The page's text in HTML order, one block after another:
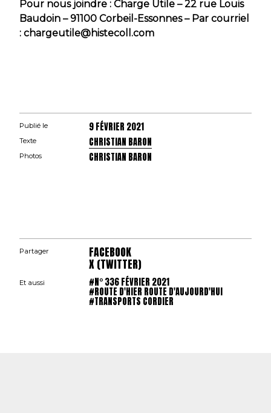
Pour nous joindre : Charge Utile – 22 rue Louis
Baudoin – 91100 Corbeil-Essonnes – Par courriel
: chargeutile@histecoll.com
Publié le 9 FÉVRIER 2021
Texte CHRISTIAN BARON
Photos CHRISTIAN BARON
Partager FACEBOOK
X (TWITTER)
Et aussi #N° 336 FÉVRIER 2021
#ROUTE D'HIER ROUTE D'AUJOURD'HUI
#TRANSPORTS CORDIER